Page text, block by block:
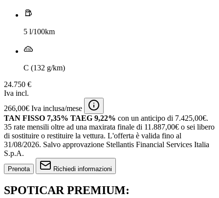
5 l/100km
C (132 g/km)
24.750 €
Iva incl.
266,00€ Iva inclusa/mese
TAN FISSO 7,35% TAEG 9,22% con un anticipo di 7.425,00€.
35 rate mensili oltre ad una maxirata finale di 11.887,00€ o sei libero
di sostituire o restituire la vettura. L'offerta è valida fino al
31/08/2026. Salvo approvazione Stellantis Financial Services Italia
S.p.A.
Prenota Richiedi informazioni
SPOTICAR PREMIUM: